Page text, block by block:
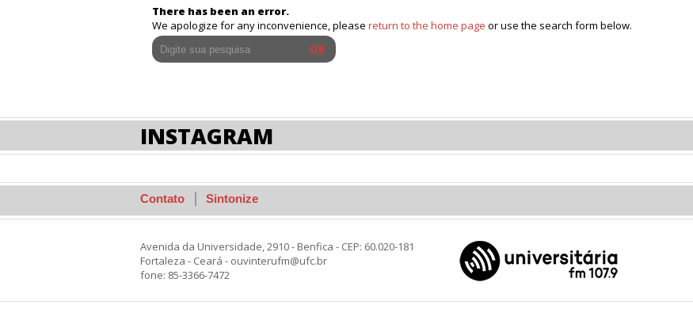
There has been an error.
We apologize for any inconvenience, please return to the home page or use the search form below.
INSTAGRAM
Contato Sintonize
Avenida da Universidade, 2910 - Benfica - CEP: 60.020-181
Fortaleza - Ceará - ouvinterufm@ufc.br
fone: 85-3366-7472